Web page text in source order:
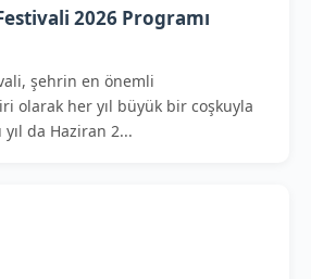
2026 Programı
şehrin en önemli
olarak her yıl büyük bir coşkuyla
da Haziran 2...